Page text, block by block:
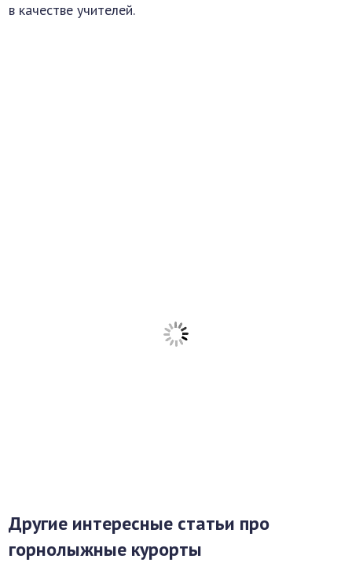
в качестве учителей.
Другие интересные статьи про
горнолыжные курорты